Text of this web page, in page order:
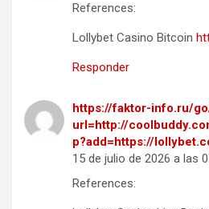
References:
Lollybet Casino Bitcoin
Responder
https://faktor-info.ru/
url=http://
p?add=https://
15 de julio de 2026 a las
References: